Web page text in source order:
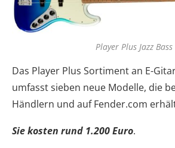
Player Plus Jazz Bass
Das Player Plus Sortiment an E-
umfasst sieben neue Modelle, die
Händlern und auf Fender.com
Sie kosten rund 1.200 Euro.